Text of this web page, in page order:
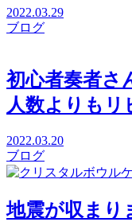
2022.03.29
ブログ
初心者奏者さ
人数よりもリ
2022.03.20
ブログ
地震が収まり